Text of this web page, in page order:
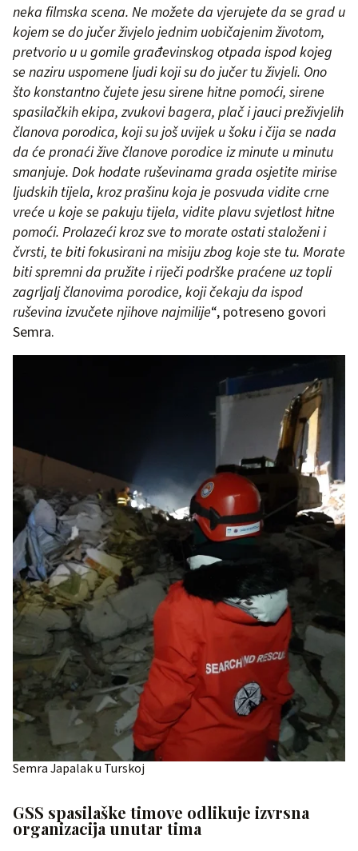
neka filmska scena. Ne možete da vjerujete da se grad u
kojem se do jučer živjelo jednim uobičajenim životom,
pretvorio u u gomile građevinskog otpada ispod kojeg
se naziru uspomene ljudi koji su do jučer tu živjeli. Ono
što konstantno čujete jesu sirene hitne pomoći, sirene
spasilačkih ekipa, zvukovi bagera, plač i jauci preživjelih
članova porodica, koji su još uvijek u šoku i čija se nada
da će pronaći žive članove porodice iz minute u minutu
smanjuje. Dok hodate ruševinama grada osjetite mirise
ljudskih tijela, kroz prašinu koja je posvuda vidite crne
vreće u koje se pakuju tijela, vidite plavu svjetlost hitne
pomoći. Prolazeći kroz sve to morate ostati staloženi i
čvrsti, te biti fokusirani na misiju zbog koje ste tu. Morate
biti spremni da pružite i riječi podrške praćene uz topli
zagrljalj članovima porodice, koji čekaju da ispod
ruševina izvučete njihove najmilije“, potreseno govori
Semra.
Semra Japalak u Turskoj
GSS spasilaške timove odlikuje izvrsna
organizacija unutar tima